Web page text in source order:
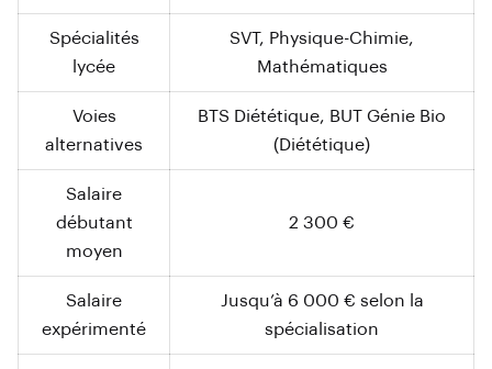
Spécialités
lycée
SVT, Physique-Chimie,
Mathématiques
Voies
alternatives
BTS Diététique, BUT Génie Bio
(Diététique)
Salaire
débutant
moyen
2 300 €
Salaire
expérimenté
Jusqu’à 6 000 € selon la
spécialisation